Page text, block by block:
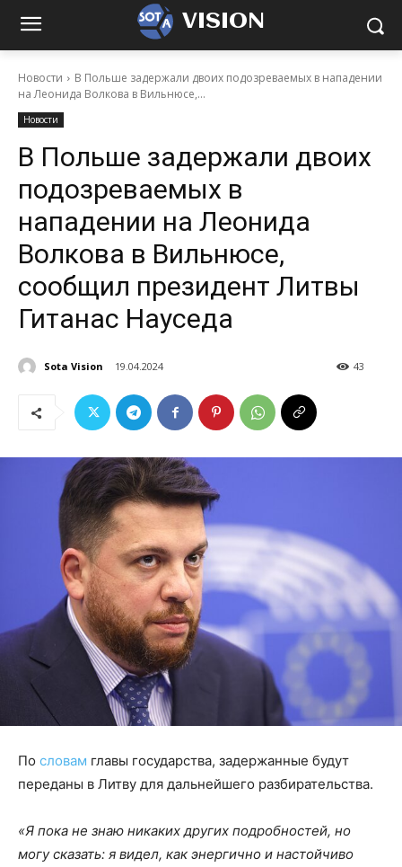
VISION
Новости
В Польше задержали двоих подозреваемых в нападении
на Леонида Волкова в Вильнюсе,...
Новости
В Польше задержали двоих
подозреваемых в
нападении на Леонида
Волкова в Вильнюсе,
сообщил президент Литвы
Гитанас Науседа
Sota Vision 19.04.2024 43
По словам главы государства, задержанные будут
переданы в Литву для дальнейшего разбирательства.
«Я пока не знаю никаких других подробностей, но
могу сказать: я видел, как энергично и настойчиво